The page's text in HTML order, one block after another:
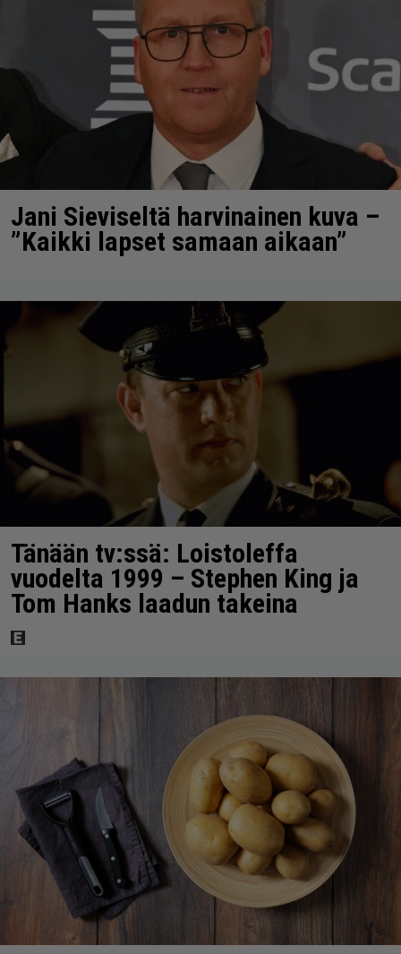
Jani Sieviseltä harvinainen kuva –
”Kaikki lapset samaan aikaan”
Tänään tv:ssä: Loistoleffa
vuodelta 1999 – Stephen King ja
Tom Hanks laadun takeina